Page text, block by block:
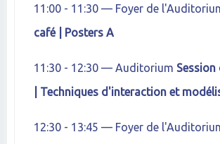
11:00 - 11:30 — Foyer de
café | Posters A
11:30 - 12:30 — Auditorium Session
| Techniques d'interaction et
12:30 - 13:45 — Foyer de